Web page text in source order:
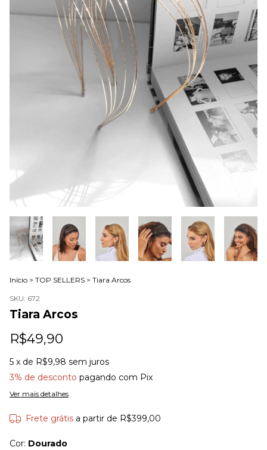
Início > TOP SELLERS > Tiara Arcos
SKU: 672
Tiara Arcos
R$49,90
5 x de R$9,98 sem juros
3% de desconto pagando com Pix
Ver mais detalhes
Frete grátis a partir de R$399,00
Cor: Dourado